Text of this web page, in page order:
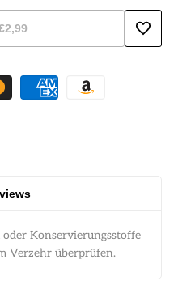
Zur
Konservierungsstoffe
Verzehr überprüfen.